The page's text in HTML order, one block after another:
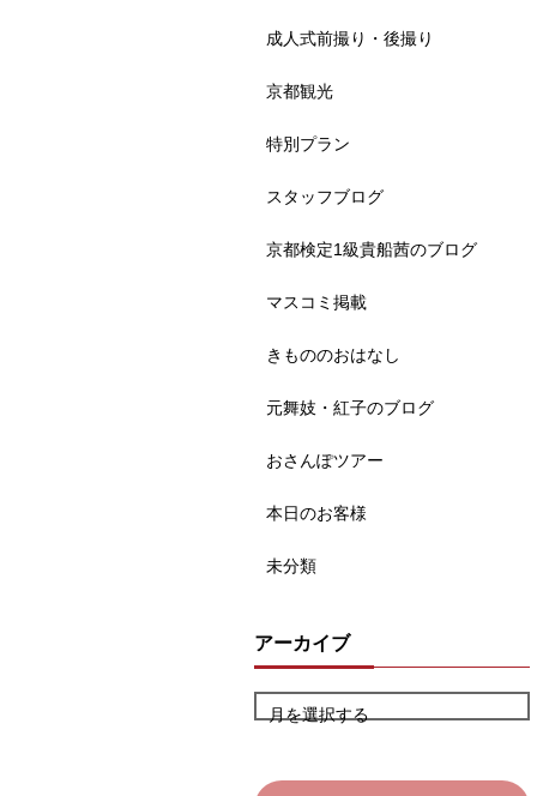
成人式前撮り・後撮り
京都観光
特別プラン
スタッフブログ
京都検定1級貴船茜のブログ
マスコミ掲載
きもののおはなし
元舞妓・紅子のブログ
おさんぽツアー
本日のお客様
未分類
アーカイブ
月を選択する